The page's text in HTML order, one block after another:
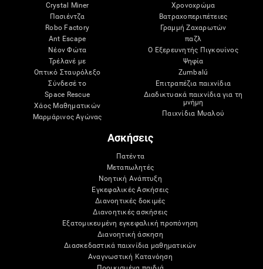
Crystal Miner
Πασιέντζα
Robo Factory
Ant Escape
Νέον Φώτα
Τρέλανέ με
Οπτικό Σταυρόλεξο
Σύνδεσέ το
Space Rescue
Χάος Μαθηματικών
Μαρμάρινος Αγώνας
Χρονοχρώμα
Βατραχοπεριπέτειες
Γραμμή Ζαχαρωτών
παζλ
Ο Εξερευνητής Πιγκουίνος
Ψηφία
Zumbalú
Επιτραπέζια παιχνίδια
Διαδικτυακά παιχνίδια για τη
μνήμη
Παιχνίδια Μυαλού
Ασκήσεις
Πατέντα
Μεταπωλητές
Νοητική Ανάπτυξη
Εγκεφαλικές Ασκήσεις
Διανοητικές δοκιμές
Διανοητικές ασκήσεις
Εξατομικευμένη εγκεφαλική προπόνηση
Διανοητική άσκηση
Διασκεδαστικά παιχνίδια μαθηματικών
Αναγνωστική Κατανόηση